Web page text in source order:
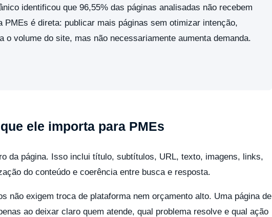
identificou que 96,55% das páginas analisadas não recebem
é direta: publicar mais páginas sem otimizar intenção,
volume do site, mas não necessariamente aumenta demanda.
ele importa para PMEs
da página. Isso inclui título, subtítulos, URL, texto, imagens, links,
do conteúdo e coerência entre busca e resposta.
não exigem troca de plataforma nem orçamento alto. Uma página de
ao deixar claro quem atende, qual problema resolve e qual ação